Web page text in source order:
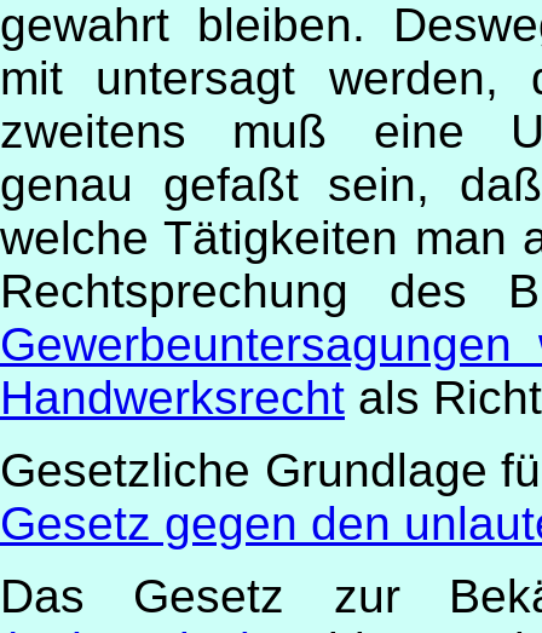
gewahrt bleiben.
mit untersagt
zweitens muß eine
genau gefaßt sein,
welche Tätigkeiten man
Rechtsprechung des
Handwerksrecht als
Gesetzliche Grundlage
Gesetz gegen den
Das Gesetz zur